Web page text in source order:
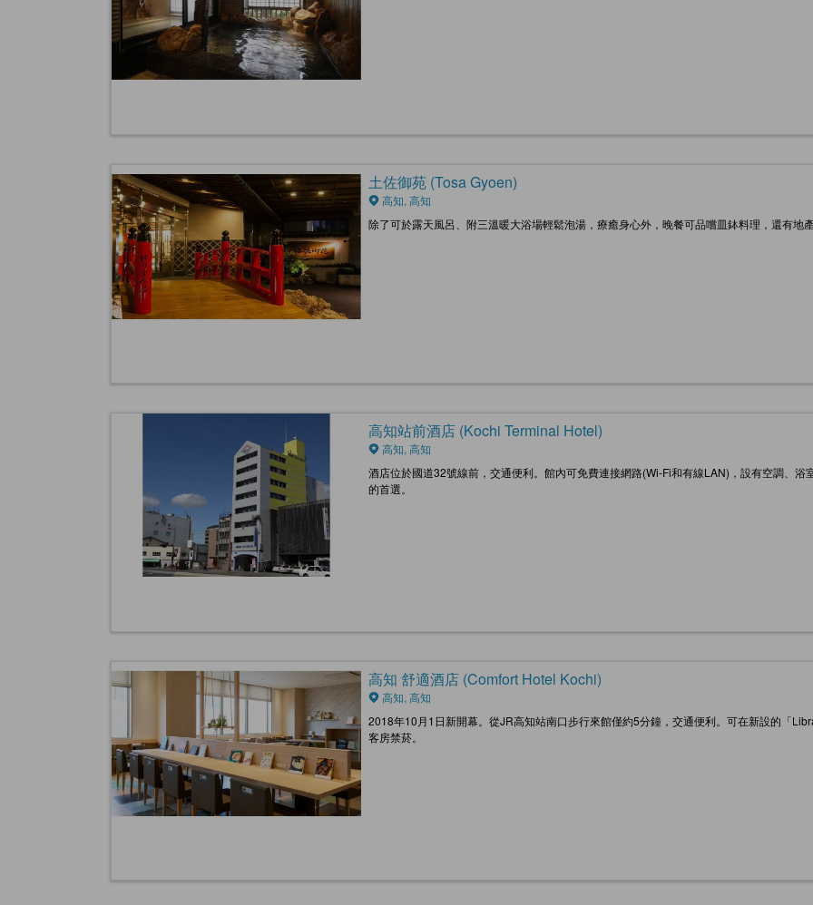
土佐御苑 (Tosa Gyoen)
高知, 高知
除了可於露天風呂、附三溫暖大浴場輕鬆泡湯，療癒身心外，晚餐可品嚐皿鉢料理，還有地
高知站前酒店 (Kochi Terminal Hotel)
高知, 高知
酒店位於國道32號線前，交通便利。館內可免費連接網路(Wi-Fi和有線LAN)，設有空調、
的首選。
高知 舒適酒店 (Comfort Hotel Kochi)
高知, 高知
2018年10月1日新開幕。從JR高知站南口步行來館僅約5分鐘，交通便利。可在新設的「
客房禁菸。